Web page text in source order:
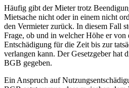
Häufig gibt der Mieter trotz
Mietsache nicht oder in einem nicht
den Vermieter zurück. In diesem Fall
Frage, ob und in welcher Höhe er von
Entschädigung für die Zeit bis zur
verlangen kann. Der Gesetzgeber hat
BGB gegeben.
Ein Anspruch auf